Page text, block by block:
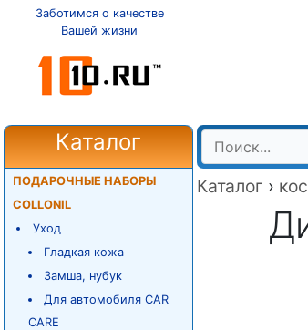
Заботимся о качестве
Вашей жизни
Каталог
ПОДАРОЧНЫЕ НАБОРЫ
COLLONIL
Уход
Гладкая кожа
Замша, нубук
Для автомобиля CAR
CARE
Каталог ›